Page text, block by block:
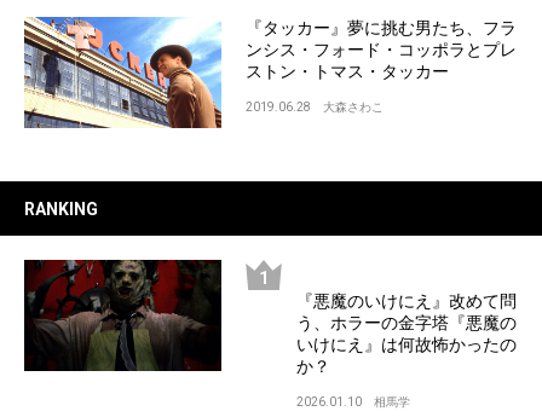
『タッカー』夢に挑む男たち、フラ
ンシス・フォード・コッポラとプレ
ストン・トマス・タッカー
2019.06.28 大森さわこ
RANKING
『悪魔のいけにえ』改めて問
う、ホラーの金字塔『悪魔の
いけにえ』は何故怖かったの
か？
2026.01.10 相馬学